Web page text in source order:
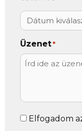
Üzenet *
Adatvédelem
Elfogadom